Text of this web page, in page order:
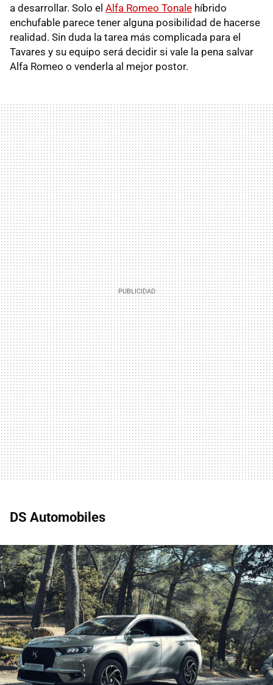
a desarrollar. Solo el Alfa Romeo Tonale híbrido
enchufable parece tener alguna posibilidad de hacerse
realidad. Sin duda la tarea más complicada para el
Tavares y su equipo será decidir si vale la pena salvar
Alfa Romeo o venderla al mejor postor.
DS Automobiles